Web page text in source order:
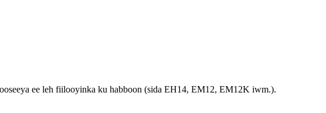
ee leh fiilooyinka ku habboon (sida EH14, EM12, EM12K iwm.).